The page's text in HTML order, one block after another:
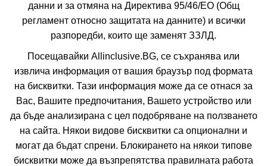
Не изпускайте нито една оферта!
Искате да получавате първи най-новите и най-
добрите ни предложения и специални
отстъпки?
Абонирайте се за нашия бюлетин сега !
данни и за отмяна на Директива 95/46/EО (Общ
регламент относно защитата на данните) и всички
разпоредби, които ще заменят ЗЗЛД.
Посещавайки Allinclusive.BG, се съхранява или
извлича информация от вашия браузър под формата
на бисквитки. Тази информация може да се отнася за
Вас, Вашите предпочитания, Вашето устройство или
да бъде анализирана с цел подобряване на ползването
на сайта. Някои видове бисквитки са опционални и
могат да бъдат спрени. Блокирането на някои типове
бисквитки може да възпрепятства правилната работа